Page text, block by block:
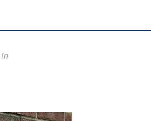
In